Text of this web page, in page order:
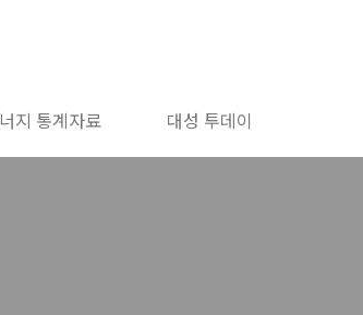
지 통계자료 대성 투데이